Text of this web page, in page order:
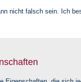
nicht falsch sein. Ich